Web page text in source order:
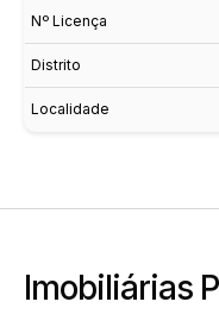
Nº Licença
Distrito
Localidade
Imobiliárias